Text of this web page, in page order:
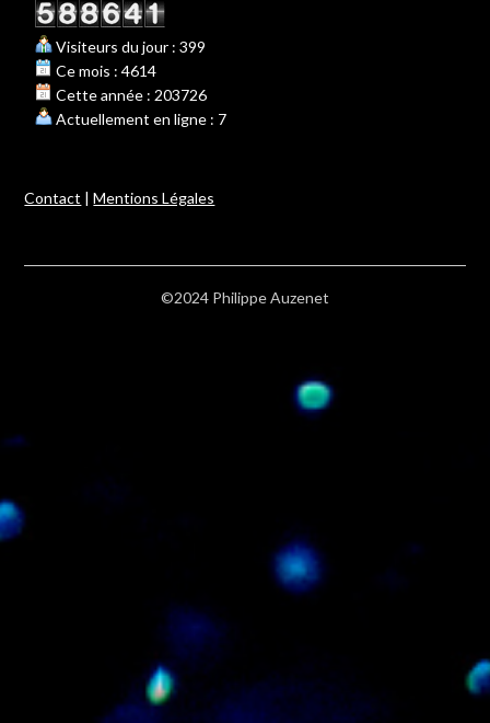
Visiteurs du jour : 399
Ce mois : 4614
Cette année : 203726
Actuellement en ligne : 7
Contact |Mentions Légales
©2024 Philippe Auzenet